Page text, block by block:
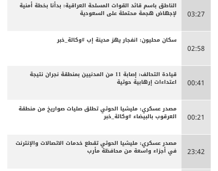
03:27
الناطق باسم قائد القوات المسلحة العراقية: بدأنا بخطة أمنية
لإجهاض هجمة محتملة على السعودية
02:58
سكان محليون: انفجار يهز مدينة إب #وكالة_خبر
00:41
قيادة التحالف: إصابة 11 من المدنيين بمنطقة نجران نتيجة
اعتداءات إرهابية حوثية
00:21
مصدر عسكري: مليشيا الحوثي تطلق صليات صواريخ من منطقة
العرقوب بالبيضاء #وكالة_خبر
23:42
مصدر عسكري: مليشيا الحوثي تقطع خدمات الاتصالات والإنترنت
في أجزاء واسعة من محافظة مأرب